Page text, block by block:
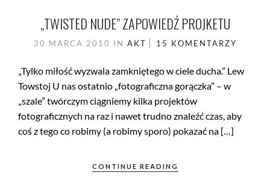
„TWISTED NUDE” ZAPOWIEDŹ PROJKETU
30 MARCA 2010 IN AKT 15 KOMENTARZY
„Tylko miłość wyzwala zamkniętego w ciele ducha.” Lew
Towstoj U nas ostatnio „fotograficzna gorączka” – w
„szale” twórczym ciągniemy kilka projektów
fotograficznych na raz i nawet trudno znaleźć czas, aby
coś z tego co robimy (a robimy sporo) pokazać na […]
CONTINUE READING